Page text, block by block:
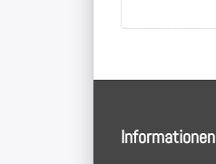
Informationen